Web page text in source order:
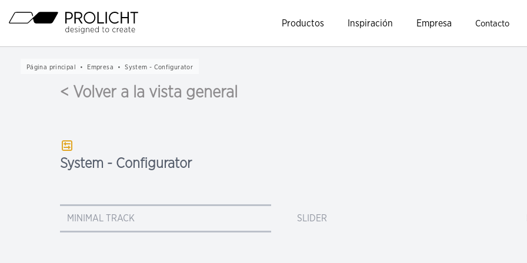
Cabecera
principal
Productos Inspiración Empresa Contacto
Breadcrumb
Página principal Empresa System - Configurator
Contenido
< Volver a la vista general
System - Configurator
MINIMAL TRACK SLIDER